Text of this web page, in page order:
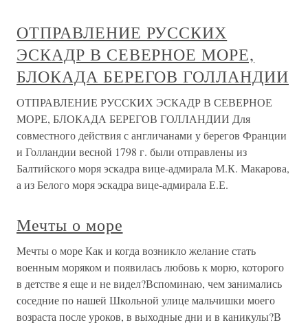
ОТПРАВЛЕНИЕ РУССКИХ
ЭСКАДР В СЕВЕРНОЕ МОРЕ,
БЛОКАДА БЕРЕГОВ ГОЛЛАНДИИ
ОТПРАВЛЕНИЕ РУССКИХ ЭСКАДР В СЕВЕРНОЕ
МОРЕ, БЛОКАДА БЕРЕГОВ ГОЛЛАНДИИ Для
совместного действия с англичанами у берегов Франции
и Голландии весной 1798 г. были отправлены из
Балтийского моря эскадра вице-адмирала М.К. Макарова,
а из Белого моря эскадра вице-адмирала Е.Е.
Мечты о море
Мечты о море Как и когда возникло желание стать
военным моряком и появилась любовь к морю, которого
в детстве я еще и не видел?Вспоминаю, чем занимались
соседние по нашей Школьной улице мальчишки моего
возраста после уроков, в выходные дни и в каникулы?В